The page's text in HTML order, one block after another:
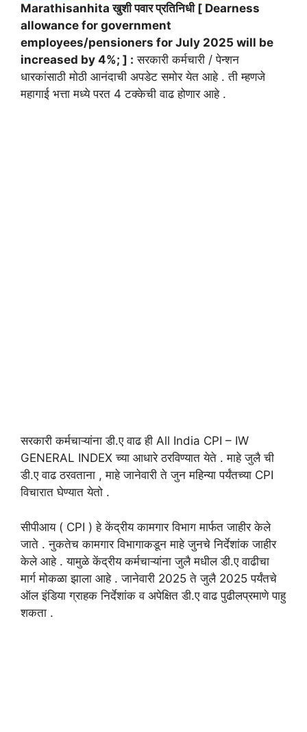
Marathisanhita खुशी पवार प्रतिनिधी [ Dearness
allowance for government
employees/pensioners for July 2025 will be
increased by 4%; ] : सरकारी कर्मचारी / पेन्शन
धारकांसाठी मोठी आनंदाची अपडेट समोर येत आहे . ती म्हणजे
महागाई भत्ता मध्ये परत 4 टक्केची वाढ होणार आहे .
सरकारी कर्मचाऱ्यांना डी.ए वाढ ही All India CPI – IW
GENERAL INDEX च्या आधारे ठरविण्यात येते . माहे जुलै ची
डी.ए वाढ ठरवताना , माहे जानेवारी ते जुन महिन्या पर्यंतच्या CPI
विचारात घेण्यात येतो .
सीपीआय ( CPI ) हे केंद्रीय कामगार विभाग मार्फत जाहीर केले
जाते . नुकतेच कामगार विभागाकडून माहे जुनचे निर्देशांक जाहीर
केले आहे . यामुळे केंद्रीय कर्मचाऱ्यांना जुलै मधील डी.ए वाढीचा
मार्ग मोकळा झाला आहे . जानेवारी 2025 ते जुलै 2025 पर्यंतचे
ऑल इंडिया ग्राहक निर्देशांक व अपेक्षित डी.ए वाढ पुढीलप्रमाणे पाहु
शकता .